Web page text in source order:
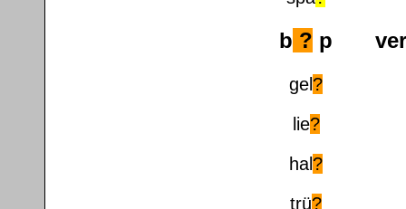
b ? p
gel ?
lie?
hal ?
trü?